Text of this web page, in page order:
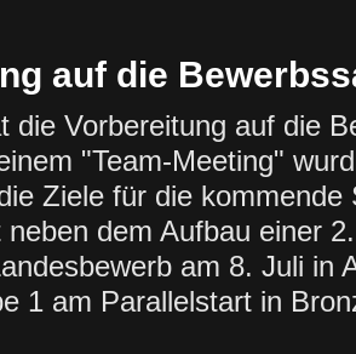
auf die
die Vorbereitung auf die
"Team-Meeting"
Ziele für die
dem Aufbau einer
am 8. Juli in
1 am Parallelstart in